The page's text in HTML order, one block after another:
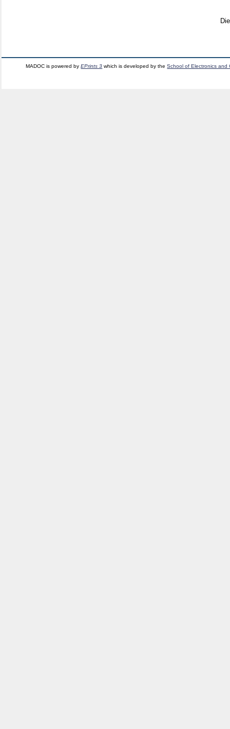
MADOC is powered byEPrints 3 which is developed by theSchool of Electronics and